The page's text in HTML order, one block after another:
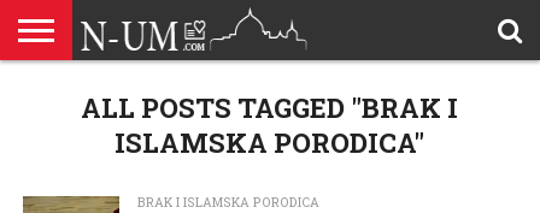
LIJEPA
IMENA
BRAK I
ISLAMSKA
PORODICA
DŽEHENNEM
DŽENNET
DOBROČINSTVO
PREMA
RODITELJIMA
DOVE
I ZIKR
HADŽ
HADISI
HURIJE
HUMANITARNI
KUTAK
ILAHIJE
ISLAMOFOBIJA
IZREKE
I CITATI
KUR’AN
LIJEPI
ISLAM
NAMAZ
ODGOVORI
POKAJNICI
POUČNE
PRIČE I
PRILOZI
POSJETITELJA
PROBLEM
DEVIJACIJE
ŠALJIVE
PRIČE
RAMAZAN
REKAIK
SAVJETI
SIHR I
DŽINNI
SMRT I
SUDNJI
SNOVI
VJEROVJESNICI
ZANIMLJIVOSTI
I NAUKA
SESTRE
ZDRAVLJE
ALL POSTS TAGGED "BRAK I
ISLAMSKA PORODICA"
BRAK I ISLAMSKA PORODICA